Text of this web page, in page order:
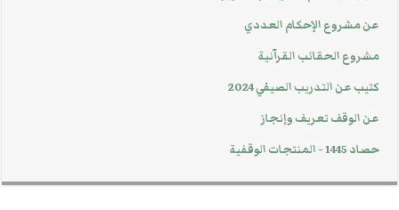
عن مشروع الإحكام العددي
مشروع الحقائب القرآنية
كتيب عن التدريب الصيفي 2024
عن الوقف تعريف وإنجاز
حصاد 1445 - المنتجات الوقفية